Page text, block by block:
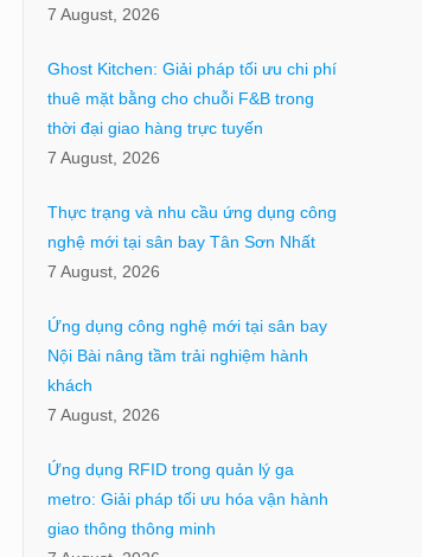
7 August, 2026
Ghost Kitchen: Giải pháp tối ưu chi phí
thuê mặt bằng cho chuỗi F&B trong
thời đại giao hàng trực tuyến
7 August, 2026
Thực trạng và nhu cầu ứng dụng công
nghệ mới tại sân bay Tân Sơn Nhất
7 August, 2026
Ứng dụng công nghệ mới tại sân bay
Nội Bài nâng tầm trải nghiệm hành
khách
7 August, 2026
Ứng dụng RFID trong quản lý ga
metro: Giải pháp tối ưu hóa vận hành
giao thông thông minh